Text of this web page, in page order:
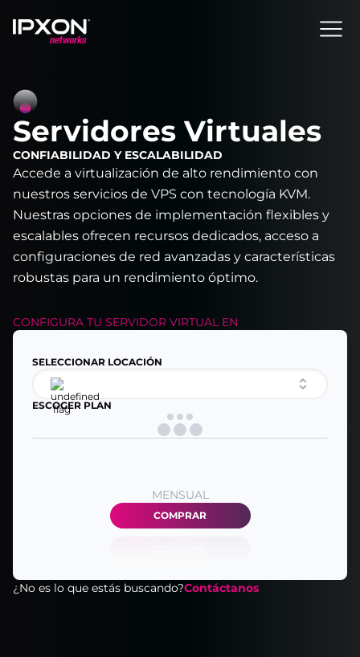
Header
Servidores Virtuales
CONFIABILIDAD Y ESCALABILIDAD
Accede a virtualización de alto rendimiento con
nuestros servicios de VPS con tecnología KVM.
Nuestras opciones de implementación flexibles y
escalables ofrecen recursos dedicados, acceso a
configuraciones de red avanzadas y características
robustas para un rendimiento óptimo.
CONFIGURA TU SERVIDOR VIRTUAL EN
SELECCIONAR LOCACIÓN
ESCOGER PLAN
MENSUAL
COMPRAR
¿No es lo que estás buscando?Contáctanos